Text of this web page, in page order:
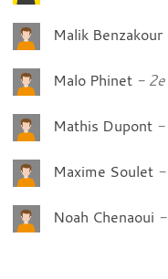
Malik Benzakour
Malo Phinet 2e
Mathis Dupont
Maxime Soulet
Noah Chenaoui